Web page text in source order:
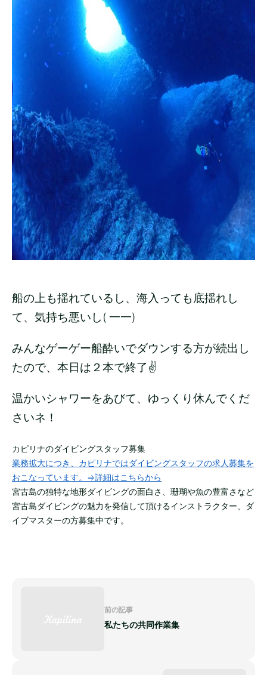
船の上も揺れているし、海入っても底揺れし
て、気持ち悪いし( 一一)
みんなゲーゲー船酔いでダウンする方が続出し
たので、本日は２本で終了✌
温かいシャワーをあびて、ゆっくり休んでくだ
さいネ！
カピリナのダイビングスタッフ募集
業務拡大につき、カピリナではダイビングスタッフの求人募集を
おこなっています。⇒詳細はこちらから
宮古島の独特な地形ダイビングの面白さ、珊瑚や魚の豊富さなど
宮古島ダイビングの魅力を発信して頂けるインストラクター、ダ
イブマスターの方募集中です。
前の記事
私たちの共同作業集